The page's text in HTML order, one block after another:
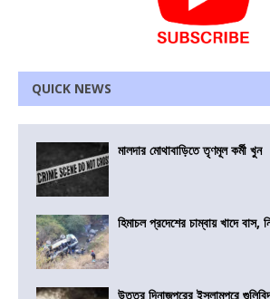
QUICK NEWS
মালদার মোথাবাড়িতে তৃণমূল কর্মী খুন
হিমাচল প্রদেশের চাম্বায় খাদে
উত্তর দিনাজপুরের ইসলামপুরে